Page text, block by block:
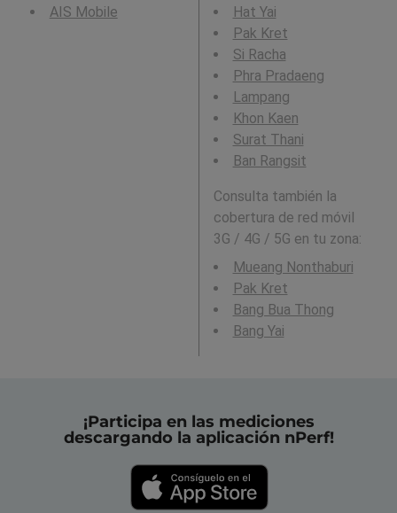
AIS Mobile
Hat Yai
Pak Kret
Si Racha
Phra Pradaeng
Lampang
Khon Kaen
Surat Thani
Ban Rangsit
Consulta también la
cobertura de red móvil
3G / 4G / 5G en tu zona:
Mueang Nonthaburi
Pak Kret
Bang Bua Thong
Bang Yai
¡Participa en las mediciones
descargando la aplicación nPerf!